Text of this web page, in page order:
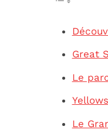
Great
Le
Le